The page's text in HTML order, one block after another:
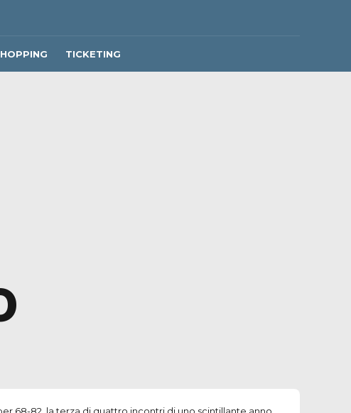
TICKETING